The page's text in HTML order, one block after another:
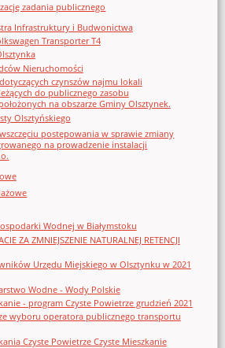
zadania publicznego
Infrastruktury i Budwonictwa
Transporter T4
Nieruchomości
czynszów najmu lokali
do publicznego zasobu
na obszarze Gminy Olsztynek.
Olsztyńskiego
postępowania w sprawie zmiany
na prowadzenie instalacji
Wodnej w Białymstoku
ZA ZMNIEJSZENIE NATURALNEJ RETENCJI
Urzędu Miejskiego w Olsztynku w 2021
Wodne - Wody Polskie
- program Czyste Powietrze grudzień 2021
wyboru operatora publicznego transportu
Czyste Powietrze Czyste Mieszkanie